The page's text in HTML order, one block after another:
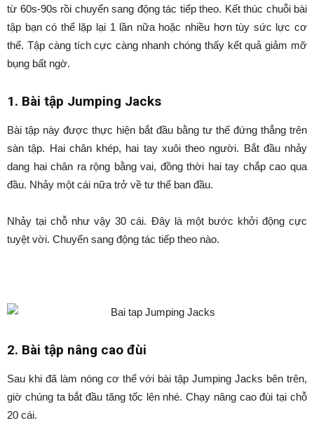
từ 60s-90s rồi chuyển sang động tác tiếp theo. Kết thúc chuỗi bài
tập bạn có thể lặp lại 1 lần nữa hoặc nhiều hơn tùy sức lực cơ
thể. Tập càng tích cực càng nhanh chóng thấy kết quả giảm mỡ
bụng bất ngờ.
1. Bài tập Jumping Jacks
Bài tập này được thực hiện bắt đầu bằng tư thế đứng thẳng trên
sàn tập. Hai chân khép, hai tay xuôi theo người. Bắt đầu nhảy
dang hai chân ra rộng bằng vai, đồng thời hai tay chắp cao qua
đầu. Nhảy một cái nữa trở về tư thế ban đầu.
Nhảy tại chỗ như vậy 30 cái. Đây là một bước khởi động cực
tuyệt vời. Chuyển sang động tác tiếp theo nào.
2. Bài tập nâng cao đùi
Sau khi đã làm nóng cơ thể với bài tập Jumping Jacks bên trên,
giờ chúng ta bắt đầu tăng tốc lên nhé. Chạy nâng cao đùi tại chỗ
20 cái.